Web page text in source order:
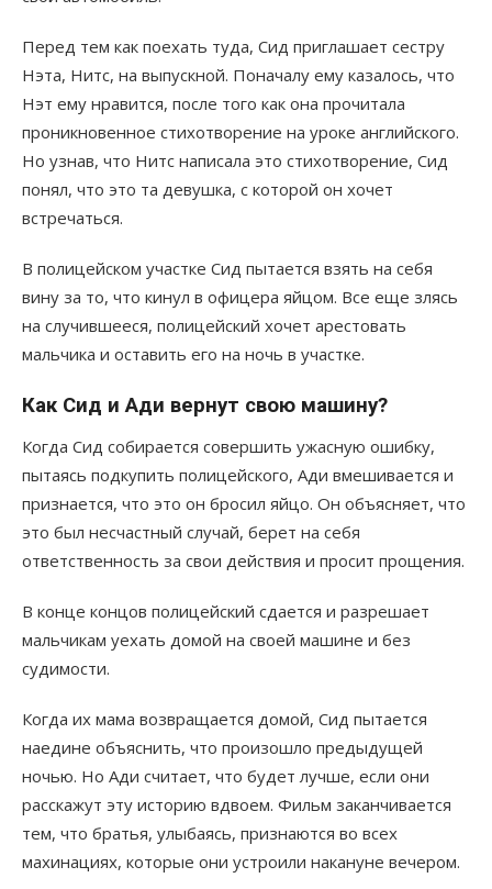
Перед тем как поехать туда, Сид приглашает сестру
Нэта, Нитс, на выпускной. Поначалу ему казалось, что
Нэт ему нравится, после того как она прочитала
проникновенное стихотворение на уроке английского.
Но узнав, что Нитс написала это стихотворение, Сид
понял, что это та девушка, с которой он хочет
встречаться.
В полицейском участке Сид пытается взять на себя
вину за то, что кинул в офицера яйцом. Все еще злясь
на случившееся, полицейский хочет арестовать
мальчика и оставить его на ночь в участке.
Как Сид и Ади вернут свою машину?
Когда Сид собирается совершить ужасную ошибку,
пытаясь подкупить полицейского, Ади вмешивается и
признается, что это он бросил яйцо. Он объясняет, что
это был несчастный случай, берет на себя
ответственность за свои действия и просит прощения.
В конце концов полицейский сдается и разрешает
мальчикам уехать домой на своей машине и без
судимости.
Когда их мама возвращается домой, Сид пытается
наедине объяснить, что произошло предыдущей
ночью. Но Ади считает, что будет лучше, если они
расскажут эту историю вдвоем. Фильм заканчивается
тем, что братья, улыбаясь, признаются во всех
махинациях, которые они устроили накануне вечером.